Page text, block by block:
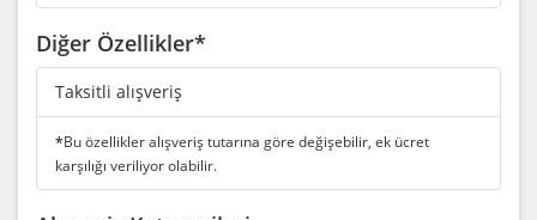
Diğer Özellikler*
Taksitli alışveriş
*Bu özellikler alışveriş tutarına göre değişebilir, ek ücret
karşılığı veriliyor olabilir.